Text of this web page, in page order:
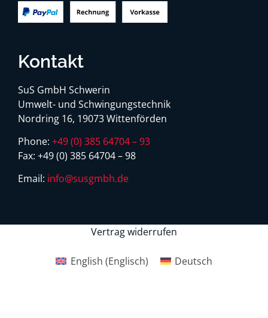
Kontakt
SuS GmbH Schwerin
Umwelt- und Schwingungstechnik
Nordring 16, 19073 Wittenförden
Phone: +49 (0) 385 64704 – 93
Fax: +49 (0) 385 64704 – 98
Email: info@susgmbh.de
Vertrag widerrufen
English (Englisch) Deutsch